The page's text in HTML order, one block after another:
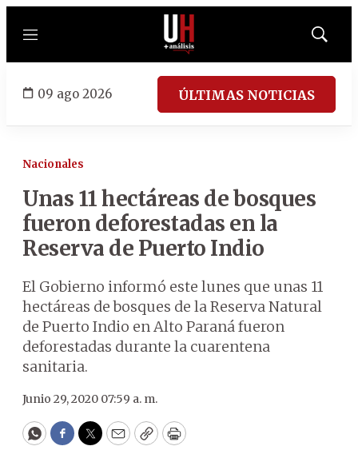
Menú
Mostrar
09 ago 2026 ÚLTIMAS NOTICIAS
Nacionales
Unas 11 hectáreas de bosques
fueron deforestadas en la
Reserva de Puerto Indio
El Gobierno informó este lunes que unas 11
hectáreas de bosques de la Reserva Natural
de Puerto Indio en Alto Paraná fueron
deforestadas durante la cuarentena
sanitaria.
Junio 29, 2020 07:59 a. m.
WhatsApp
Facebook
Twitter
EmailCopyPrint